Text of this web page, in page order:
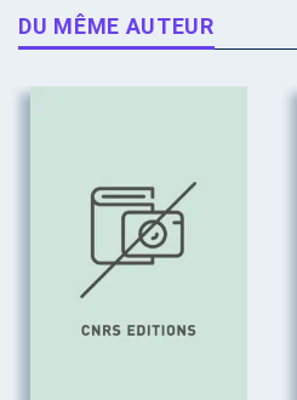
DU MÊME AUTEUR